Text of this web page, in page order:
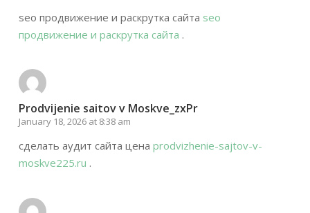
seo продвижение и раскрутка сайта seo
продвижение и раскрутка сайта .
Prodvijenie saitov v Moskve_zxPr
January 18, 2026 at 8:38 am
сделать аудит сайта цена prodvizhenie-sajtov-v-
moskve225.ru .